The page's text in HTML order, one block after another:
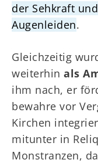
der Sehkraft
Augenleiden.
Gleichzeitig
weiterhin als
ihm nach, er
bewahre vor
Kirchen
mitunter in
Monstranzen,